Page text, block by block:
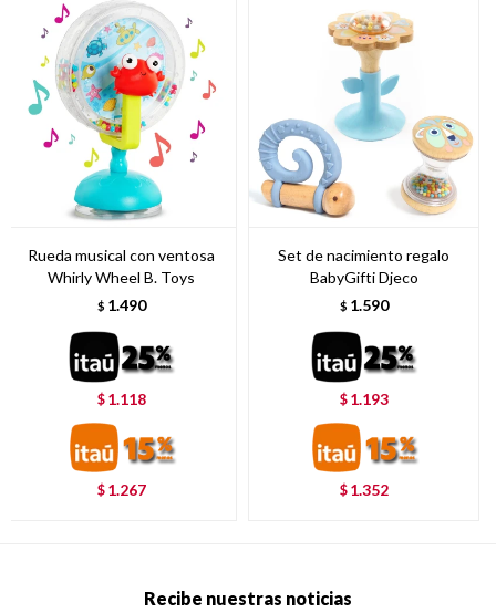
Rueda musical con ventosa
Whirly Wheel B. Toys
$ 1.490
$ 1.118
$ 1.267
Set de nacimiento regalo
BabyGifti Djeco
$ 1.590
$ 1.193
$ 1.352
Recibe nuestras noticias